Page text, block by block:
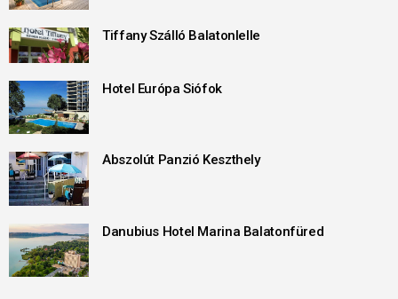
Tiffany Szálló Balatonlelle
Hotel Európa Siófok
Abszolút Panzió Keszthely
Danubius Hotel Marina Balatonfüred